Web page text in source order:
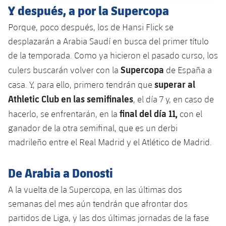
Jugadores
Fotos
Historia
Palmarés
Clasificaciones
Juvenil
Infantil
Alevín
Noticias
Atletismo
Actualidad
Masculino
Femenino
Agenda
Baloncesto en silla de ruedas
Actualidad
Jugadores
Calendario
Resultados
Clasificaciones
Hockey sobre hielo
Actualidad
Jugadores
Resultados
Clasificaciones
Hockey hierba
Noticias
Hockey Hierba Femenino
Patinaje artístico
plusicon
más
Agenda
plusicon
más
Actualidad
plusicon
más
Y después, a por la Supercopa
Porque, poco después, los de Hansi Flick se
desplazarán a Arabia Saudí en busca del primer título
de la temporada. Como ya hicieron el pasado curso, los
culers buscarán volver con la Supercopa de España a
casa. Y, para ello, primero tendrán que superar al
Athletic Club en las semifinales, el día 7 y, en caso de
hacerlo, se enfrentarán, en la final del día 11, con el
ganador de la otra semifinal, que es un derbi
madrileño entre el Real Madrid y el Atlético de Madrid.
De Arabia a Donosti
A la vuelta de la Supercopa, en las últimas dos
semanas del mes aún tendrán que afrontar dos
partidos de Liga, y las dos últimas jornadas de la fase